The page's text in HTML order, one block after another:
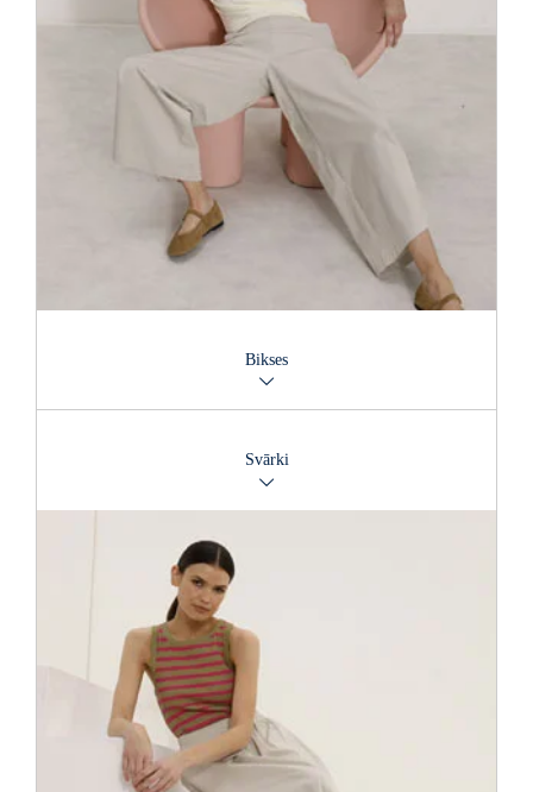
Bikses
zīmolu visās balinājuma pakāpēs un stilos, ērtas džersija un
elastīgas bikses, augumam pieguloši vai brīva piegriezuma
Svārki